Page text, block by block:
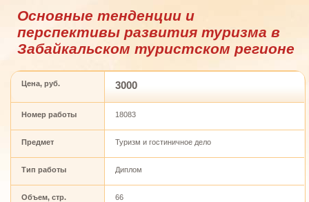
Основные тенденции и
перспективы развития туризма в
Забайкальском туристском регионе
Цена, руб. 3000
Номер работы 18083
Предмет Туризм и гостиничное дело
Тип работы Диплом
Объем, стр. 66